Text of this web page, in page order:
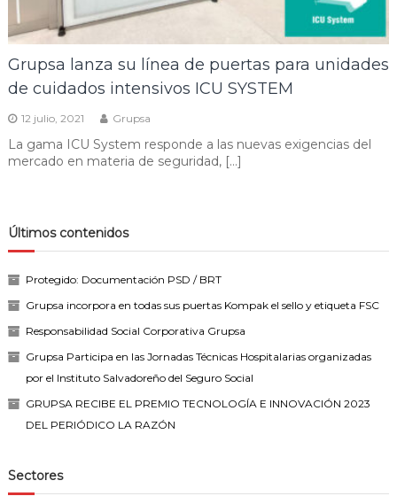
Grupsa lanza su línea de puertas para unidades
de cuidados intensivos ICU SYSTEM
12 julio, 2021 Grupsa
La gama ICU System responde a las nuevas exigencias del
mercado en materia de seguridad, […]
Últimos contenidos
Protegido: Documentación PSD / BRT
Grupsa incorpora en todas sus puertas Kompak el sello y etiqueta FSC
Responsabilidad Social Corporativa Grupsa
Grupsa Participa en las Jornadas Técnicas Hospitalarias organizadas
por el Instituto Salvadoreño del Seguro Social
GRUPSA RECIBE EL PREMIO TECNOLOGÍA E INNOVACIÓN 2023
DEL PERIÓDICO LA RAZÓN
Sectores